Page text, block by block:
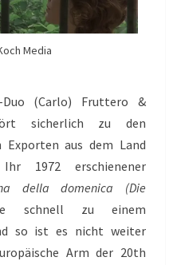
Media
Duo (Carlo) Fruttero &
sicherlich zu den
Exporten aus dem Land
1972 erschienener
della domenica (Die
schnell zu einem
so ist es nicht weiter
Arm der 20th